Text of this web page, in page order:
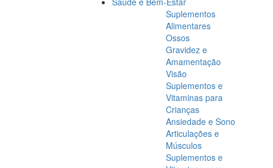
Suplementos
Alimentares
Ossos
Gravidez e
Amamentação
Visão
Suplementos e
Vitaminas para
Crianças
Ansiedade e Sono
Articulações e
Músculos
Suplementos e